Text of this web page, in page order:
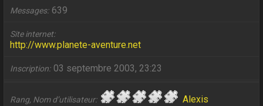
Messages 639
Site internet
http://www.planete-aventure.net
Inscription 03 septembre 2003, 23:23
Rang, Nom d’utilisateur Alexis